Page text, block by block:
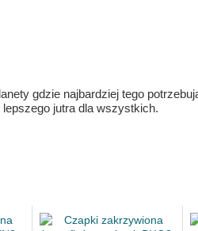
gdzie najbardziej tego
jutra dla wszystkich.